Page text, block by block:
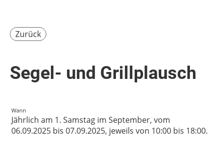
Zurück
Segel- und Grillplausch
Wann
Jährlich am 1. Samstag im September, vom
06.09.2025 bis 07.09.2025, jeweils von 10:00 bis 18:00.